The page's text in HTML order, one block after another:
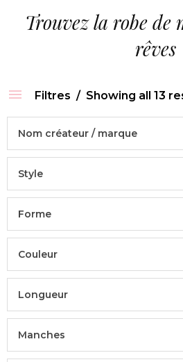
Trouvez la robe de
rêves
Filtres Showing all 13
Nom créateur / marque
Style
Forme
Couleur
Longueur
Manches